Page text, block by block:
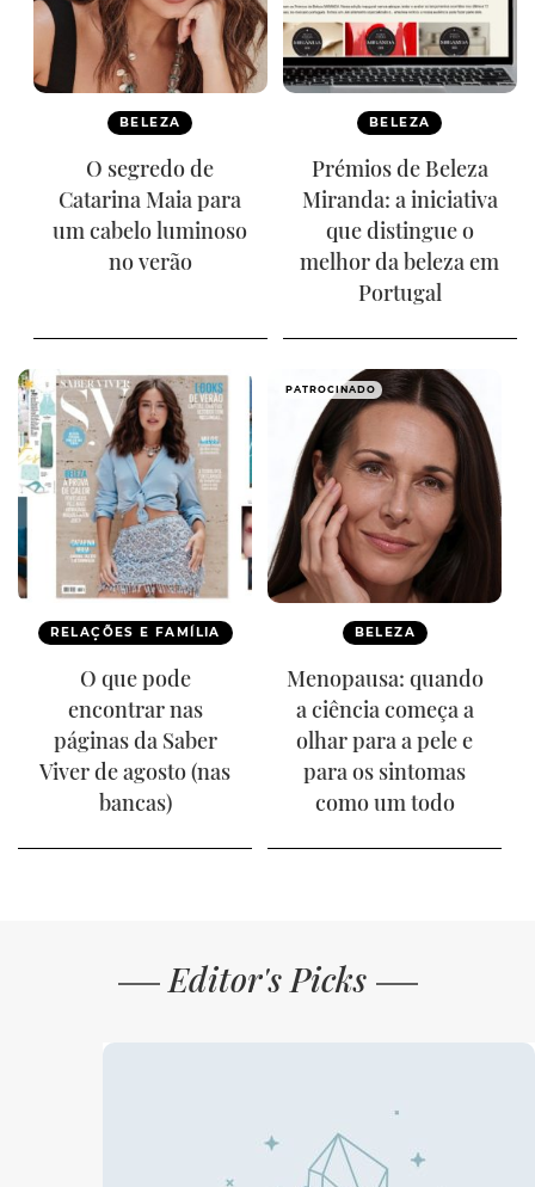
BELEZA
O segredo de
Catarina Maia para
um cabelo luminoso
no verão
BELEZA
Prémios de Beleza
Miranda: a iniciativa
que distingue o
melhor da beleza em
Portugal
RELAÇÕES E FAMÍLIA
O que pode
encontrar nas
páginas da Saber
Viver de agosto (nas
bancas)
PATROCINADO
BELEZA
Menopausa: quando
a ciência começa a
olhar para a pele e
para os sintomas
como um todo
Editor's Picks